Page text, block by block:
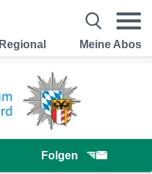
Regional Meine Abos
Folgen